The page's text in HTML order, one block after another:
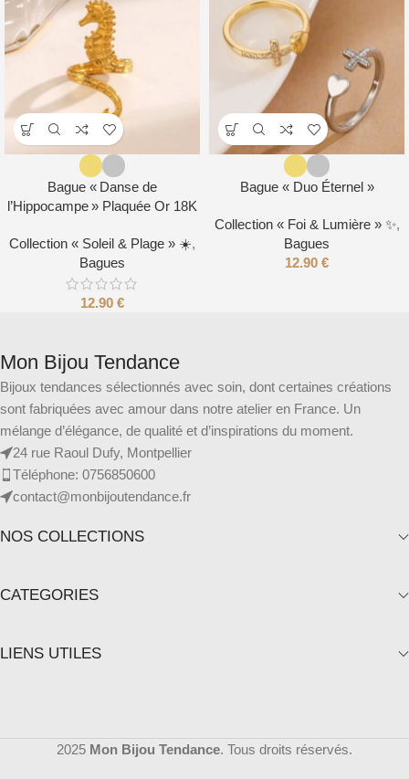
Bague « Danse de
l’Hippocampe » Plaquée Or 18K
Collection « Soleil & Plage » ☀️,
Bagues
12.90 €
Bague « Duo Éternel »
Collection « Foi & Lumière » ✨,
Bagues
12.90 €
Mon Bijou Tendance
Bijoux tendances sélectionnés avec soin, dont certaines créations
sont fabriquées avec amour dans notre atelier en France. Un
mélange d’élégance, de qualité et d’inspirations du moment.
24 rue Raoul Dufy, Montpellier
Téléphone: 0756850600
contact@monbijoutendance.fr
NOS COLLECTIONS
CATEGORIES
LIENS UTILES
2025 Mon Bijou Tendance. Tous droits réservés.